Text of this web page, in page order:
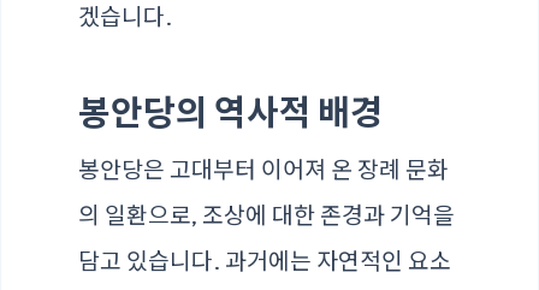
겠습니다.
봉안당의 역사적 배경
봉안당은 고대부터 이어져 온 장례 문화
의 일환으로, 조상에 대한 존경과 기억을
담고 있습니다. 과거에는 자연적인 요소